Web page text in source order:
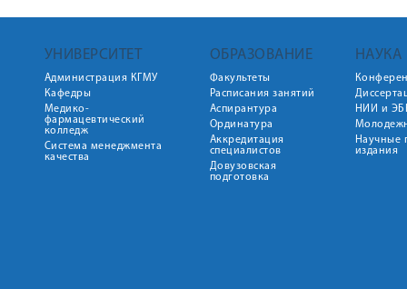
УНИВЕРСИТЕТ
Администрация КГМУ
Кафедры
Медико-
фармацевтический
колледж
Система менеджмента
качества
ОБРАЗОВАНИЕ
Факультеты
Расписания занятий
Аспирантура
Ординатура
Аккредитация
специалистов
Довузовская
подготовка
НАУКА
НИИ и
Научные
издания